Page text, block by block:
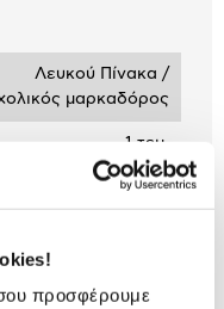
προσφέρουμε
Λευκού Πίνακα /
μαρκαδόρος
1 τεμ.